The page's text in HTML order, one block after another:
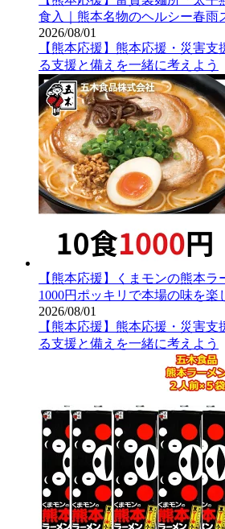
食入｜熊本名物のヘルシー春雨
2026/08/01
【熊本応援】熊本応援・災害
る支援と備えを一緒に考えよう
【熊本応援】くまモンの熊本ラ
1000円ポッキリで本場の味を楽
2026/08/01
【熊本応援】熊本応援・災害
る支援と備えを一緒に考えよう